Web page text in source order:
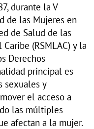
durante la V
de las Mujeres en
de Salud de las
(RSMLAC) y la
Derechos
principal es
sexuales y
el acceso a
las múltiples
afectan a la mujer.